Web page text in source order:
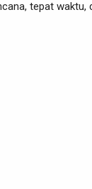
tepat waktu,